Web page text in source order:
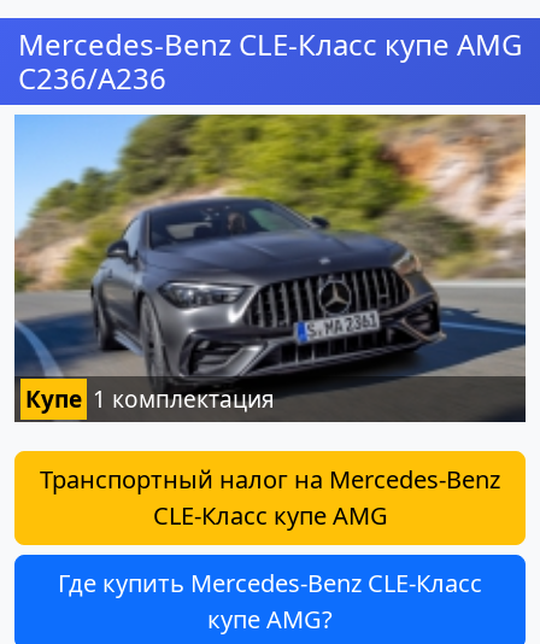
Mercedes-Benz CLE-Класс купе AMG
C236/A236
Купе 1 комплектация
Транспортный налог на Mercedes-Benz
CLE-Класс купе AMG
Где купить Mercedes-Benz CLE-Класс
купе AMG?